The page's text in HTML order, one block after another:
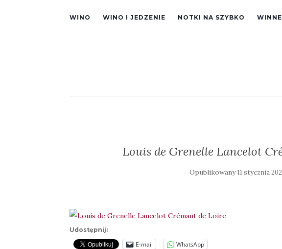
WINO WINO I JEDZENIE NOTKI NA SZYBKO
Louis de Grenelle Lancelot
Opublikowany11 stycznia
Udostępnij:
E-mail WhatsApp